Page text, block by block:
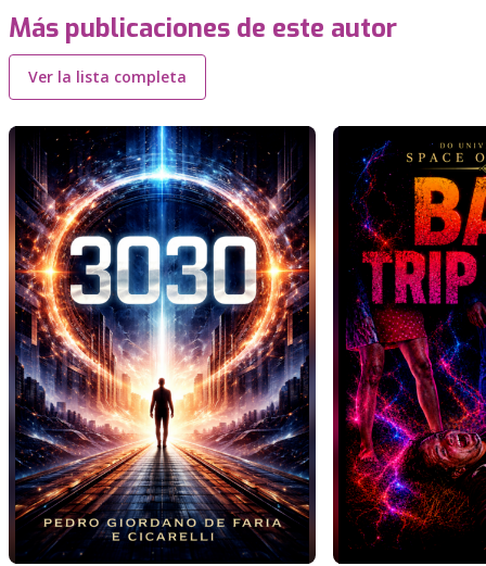
Más publicaciones de este autor
Ver la lista completa